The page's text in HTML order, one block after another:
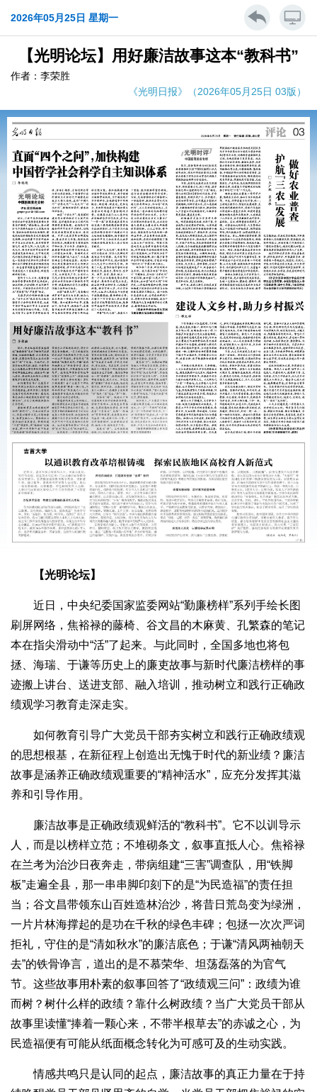
2026年05月25日 星期一
【光明论坛】用好廉洁故事这本“教科书”
作者：李荣胜
《光明日报》（2026年05月25日 03版）
【光明论坛】
近日，中央纪委国家监委网站“勤廉榜样”系列手绘长图
刷屏网络，焦裕禄的藤椅、谷文昌的木麻黄、孔繁森的笔记
本在指尖滑动中“活”了起来。与此同时，全国多地也将包
拯、海瑞、于谦等历史上的廉吏故事与新时代廉洁榜样的事
迹搬上讲台、送进支部、融入培训，推动树立和践行正确政
绩观学习教育走深走实。
如何教育引导广大党员干部夯实树立和践行正确政绩观
的思想根基，在新征程上创造出无愧于时代的新业绩？廉洁
故事是涵养正确政绩观重要的“精神活水”，应充分发挥其滋
养和引导作用。
廉洁故事是正确政绩观鲜活的“教科书”。它不以训导示
人，而是以榜样立范；不堆砌条文，叙事直抵人心。焦裕禄
在兰考为治沙日夜奔走，带病组建“三害”调查队，用“铁脚
板”走遍全县，那一串串脚印刻下的是“为民造福”的责任担
当；谷文昌带领东山百姓造林治沙，将昔日荒岛变为绿洲，
一片片林海撑起的是功在千秋的绿色丰碑；包拯一次次严词
拒礼，守住的是“清如秋水”的廉洁底色；于谦“清风两袖朝天
去”的铁骨诤言，道出的是不慕荣华、坦荡磊落的为官气
节。这些故事用朴素的叙事回答了“政绩观三问”：政绩为谁
而树？树什么样的政绩？靠什么树政绩？当广大党员干部从
故事里读懂“捧着一颗心来，不带半根草去”的赤诚之心，为
民造福便有可能从纸面概念转化为可感可及的生动实践。
情感共鸣只是认同的起点，廉洁故事的真正力量在于持